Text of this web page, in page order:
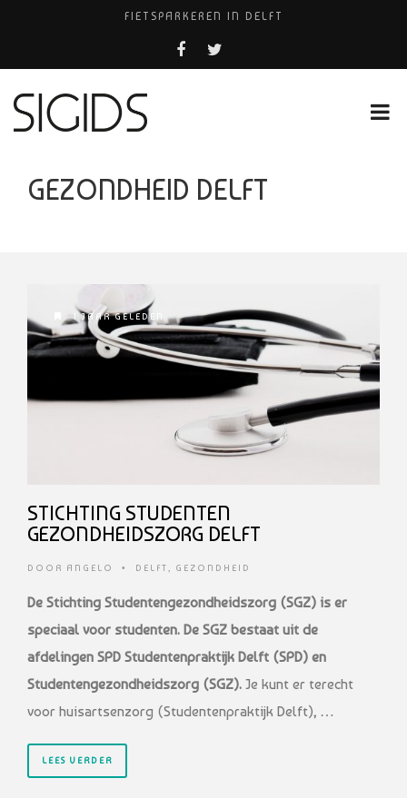
FIETSPARKEREN IN DELFT
PIZZERIA POMPEÏ ￼
BELEEF DE MAGIE VAN FILM BIJ KINEPOLIS
GEZONDHEID DELFT
1 JAAR GELEDEN
STICHTING STUDENTEN
GEZONDHEIDSZORG DELFT
DOOR ANGELO • DELFT, GEZONDHEID
De Stichting Studentengezondheidszorg (SGZ) is er
speciaal voor studenten. De SGZ bestaat uit de
afdelingen SPD Studentenpraktijk Delft (SPD) en
Studentengezondheidszorg (SGZ). Je kunt er terecht
voor huisartsenzorg (Studentenpraktijk Delft), …
LEES VERDER